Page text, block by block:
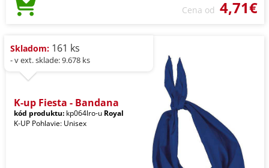
Cena od 4,71€
Skladom: 161 ks
- v ext. sklade: 9.678 ks
K-up Fiesta - Bandana
kód produktu: kp064lro-u Royal
K-UP Pohlavie: Unisex